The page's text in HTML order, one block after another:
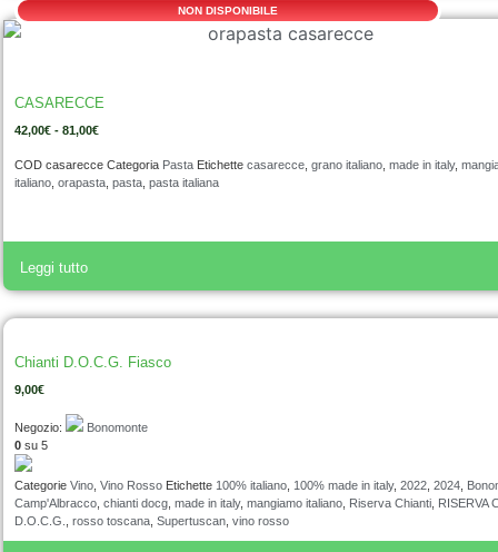
NON DISPONIBILE
CASARECCE
42,00€ - 81,00€
COD casarecce Categoria Pasta Etichette casarecce grano italiano made in italy,
italiano orapasta pasta pasta italiana
Leggi tutto
Chianti D.O.C.G. Fiasco
9,00€
Negozio:
Bonomonte
0 su 5
Categorie Vino Vino Rosso Etichette 100% italiano 100% made in italy, 2022 2024
Camp'Albracco chianti docg made in italy, mangiamo italiano Riserva Chianti
RISERVA
D.O.C.G.
rosso toscana Supertuscan vino rosso